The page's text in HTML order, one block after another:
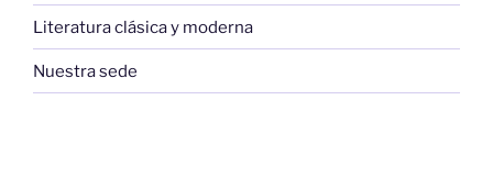
Literatura clásica y moderna
Nuestra sede